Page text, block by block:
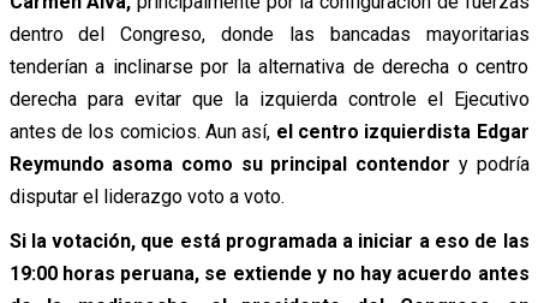
dentro del Congreso, donde las bancadas mayoritarias
tenderían a inclinarse por la alternativa de derecha o centro
derecha para evitar que la izquierda controle el Ejecutivo
antes de los comicios. Aun así, el centro izquierdista Edgar
Reymundo asoma como su principal contendor y podría
disputar el liderazgo voto a voto.
Si la votación, que está programada a iniciar a eso de las
19:00 horas peruana, se extiende y no hay acuerdo antes